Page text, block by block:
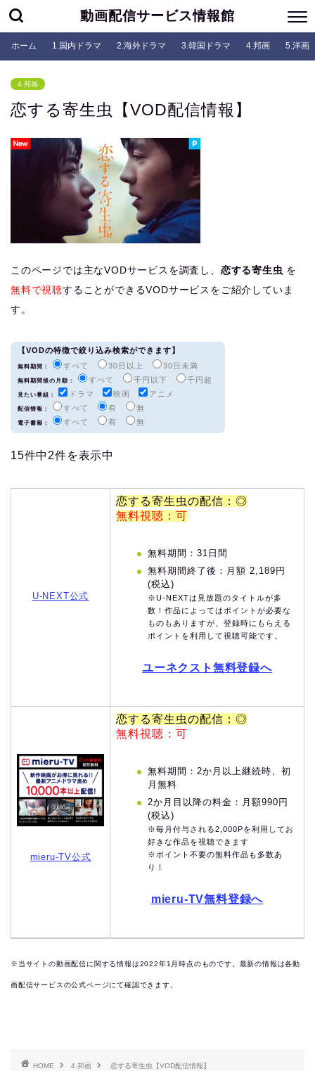
動画配信サービス情報館
ホーム 1.国内ドラマ 2.海外ドラマ 3.韓国ドラマ 4.邦画 5.洋画
4.邦画
恋する寄生虫【VOD配信情報】
このページでは主なVODサービスを調査し、 恋する寄生虫 を
無料で視聴することができるVODサービスをご紹介していま
す。
【VODの特徴で絞り込み検索ができます】
無料期間： すべて 30日以上 30日未満
無料期間後の月額： すべて 千円以下 千円超
見たい番組： ドラマ 映画 アニメ
配信情報： すべて 有 無
電子書籍： すべて 有 無
15件中2件を表示中
U-NEXT公式
恋する寄生虫の配信：◎
無料視聴：可
無料期間：31日間
無料期間終了後：月額 2,189円
(税込)
※U-NEXTは見放題のタイトルが多
数！作品によってはポイントが必要な
ものもありますが、登録時にもらえる
ポイントを利用して視聴可能です。
ユーネクスト無料登録へ
mieru-TV公式
恋する寄生虫の配信：◎
無料視聴：可
無料期間：2か月以上継続時、初
月無料
2か月目以降の料金：月額990円
(税込)
※毎月付与される2,000Pを利用してお
好きな作品を視聴できます
※ポイント不要の無料作品も多数あ
り！
mieru-TV無料登録へ
※当サイトの動画配信に関する情報は2022年1月時点のものです。最新の情報は各動
画配信サービスの公式ページにて確認できます。
HOME 4.邦画 恋する寄生虫【VOD配信情報】